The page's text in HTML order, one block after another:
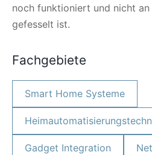
noch funktioniert und nicht an
gefesselt ist.
Fachgebiete
Smart Home Systeme
Gadget Integration